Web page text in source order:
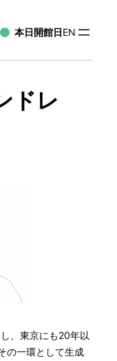
本日開館日EN
ドレ
、東京にも20年以
の一環として生成